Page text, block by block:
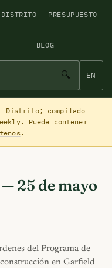
DISTRITO PRESUPUESTO
BLOG
🔍 EN
Distrito; compilado
. Puede contener
.
25 de mayo
del Programa de
en Garfield